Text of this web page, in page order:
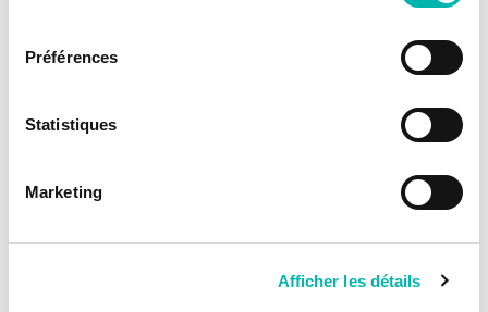
Préférences
Statistiques
Marketing
Afficher les détails